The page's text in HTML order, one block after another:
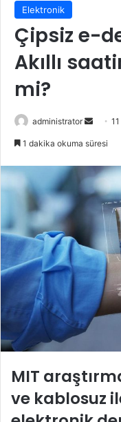
Elektronik
Çipsiz e-
Akıllı
mi?
administrator
Bir
1 dakika okuma süresi
MIT
ve kablosuz